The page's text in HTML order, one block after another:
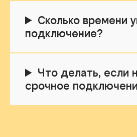
Сколько времени
подключение?
Что делать, если
срочное